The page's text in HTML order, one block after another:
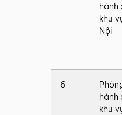
hành
khu
Nội
6
hành
khu